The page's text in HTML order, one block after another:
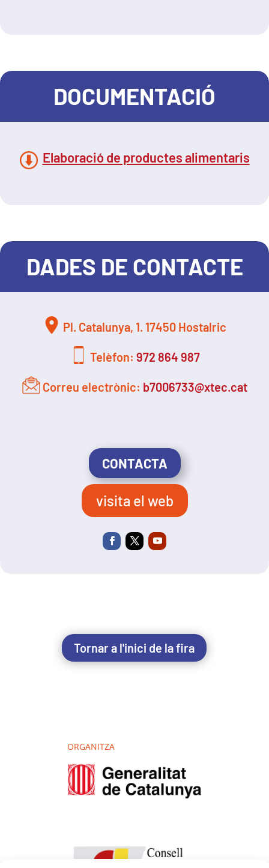
DOCUMENTACIÓ
Elaboració de productes alimentaris
DADES DE CONTACTE
Pl. Catalunya, 1. 17450 Hostalric
Telèfon: 972 864 987
Correu electrònic: b7006733@xtec.cat
CONTACTA
visita el web
Tornar a l'inici de la fira
ORGANITZA